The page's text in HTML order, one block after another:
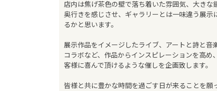
店内は焦げ茶色の壁で落ち着いた雰囲気、大きな
奥行きを感じさせ、ギャラリーとは一味違う展示
るかと思います。
展示作品をイメージしたライブ、アートと詩と音
コラボなど、作品からインスピレーションを高め
客様に喜んで頂けるような催しを企画致します。
皆様と共に豊かな時間を過ごす日が来ることを願